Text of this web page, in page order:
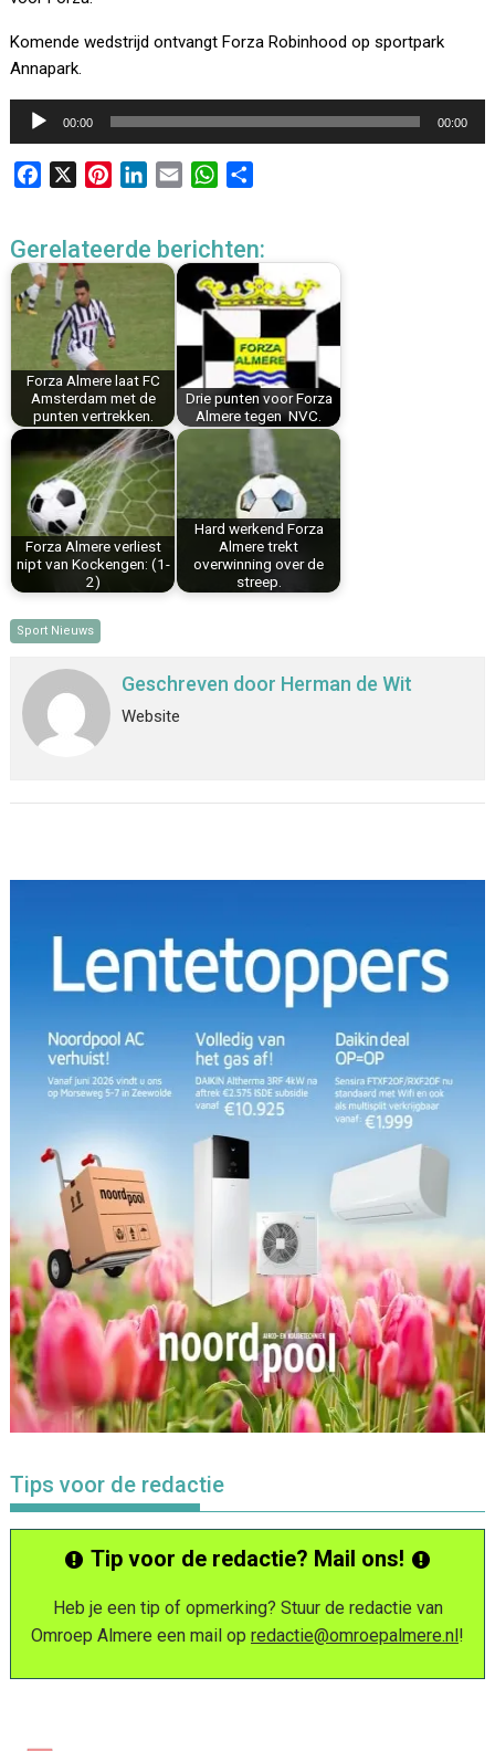
Komende wedstrijd ontvangt Forza Robinhood op sportpark
Annapark.
Audiospeler
00:00 00:00
e
b
o
k
t
e
t
k
i
W
t
s
A
p
p
e
n
Gerelateerde berichten:
Forza Almere laat FC
Amsterdam met de
punten vertrekken.
Drie punten voor Forza
Almere tegen NVC.
Forza Almere verliest
nipt van Kockengen: (1-
2)
Hard werkend Forza
Almere trekt
overwinning over de
streep.
Sport Nieuws
Geschreven door Herman de Wit
Website
Tips voor de redactie
Tip voor de redactie? Mail ons!
Heb je een tip of opmerking? Stuur de redactie van
Omroep Almere een mail op redactie@omroepalmere.nl!